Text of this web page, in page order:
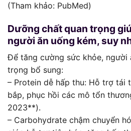
(Tham khảo: PubMed)
Dưỡng chất quan trọng
người ăn uống kém, suy
Để tăng cường sức khỏe, người
trọng bổ sung:
– Protein dễ hấp thu: Hỗ trợ tái
bắp, phục hồi các mô tổn
2023**).
– Carbohydrate chậm chuyển